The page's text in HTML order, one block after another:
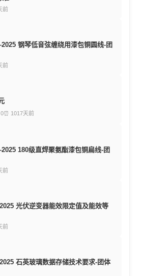
前
钢琴低音弦缠绕用漆包铜圆线-团
前
⏰ 1017天前
180级直焊聚氨酯漆包铜扁线-团
前
光伏逆变器能效限定值及能效等
前
石英玻璃数据存储技术要求-团体